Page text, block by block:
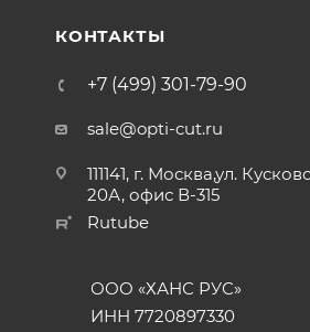
КОНТАКТЫ
+7 (499) 301-79-90
sale@opti-cut.ru
111141, г. Москва,ул.
20А, офис В-315
Rutube
ООО «ХАНС РУС»
ИНН 7720897330